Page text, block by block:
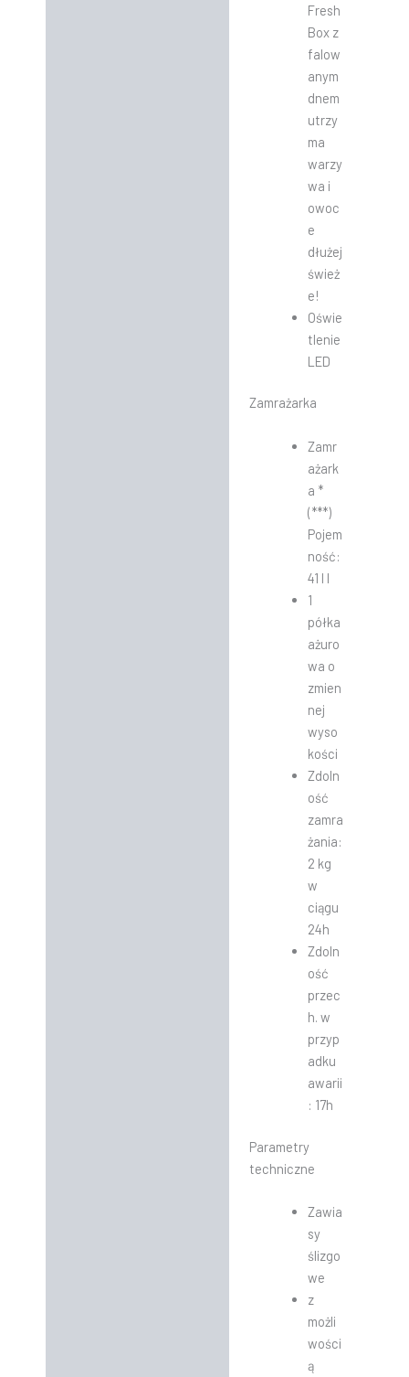
Fresh
Box z
falow
anym
dnem
utrzy
ma
warzy
wa i
owoc
e
dłużej
śwież
e!
Oświe
tlenie
LED
Zamrażarka
Zamr
ażark
a *
(***)
Pojem
ność:
41 l l
1
półka
ażuro
wa o
zmien
nej
wyso
kości
Zdoln
ość
zamra
żania:
2 kg
w
ciągu
24h
Zdoln
ość
przec
h. w
przyp
adku
awarii
: 17h
Parametry
techniczne
Zawia
sy
ślizgo
we
z
możli
wości
ą